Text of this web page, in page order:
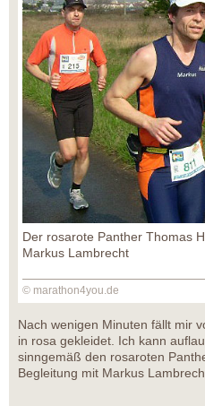
Der rosarote Panther Thomas
Markus Lambrecht
© marathon4you.de
Nach wenigen Minuten fällt mir
in rosa gekleidet. Ich kann
sinngemäß den rosaroten
Begleitung mit Markus